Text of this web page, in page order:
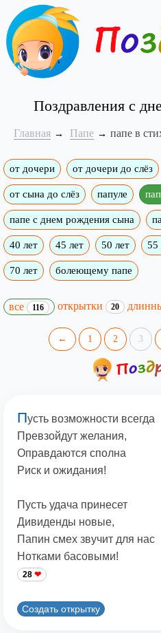
Поздравления с
Главная Папе папе в
от дочери от дочери до слёз
от сына до слёз папуле
папе с днем рождения сына
40 лет 45 лет 50 лет 55
70 лет болеющему папе
все 116 открытки 20
← 1 2 3
Пусть возможности всегда
Превзойдут желания,
Оправдаются сполна
Риск и ожидания!
Пусть удача принесет
Дивиденды новые,
Папин смех звучит для нас
Нотками басовыми!
28
Создать открытку